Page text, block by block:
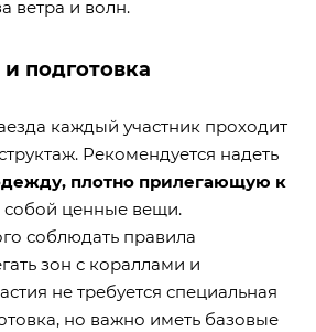
ветра и волн.
подготовка
каждый участник проходит
Рекомендуется надеть
плотно прилегающую к
собой ценные вещи.
соблюдать правила
зон с кораллами и
не требуется специальная
но важно иметь базовые